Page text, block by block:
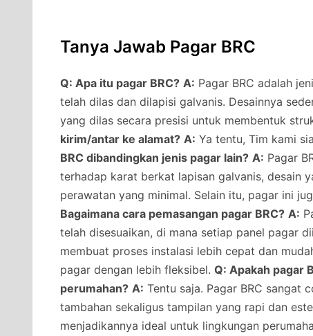
Tanya Jawab Pagar BRC
Q: Apa itu pagar BRC? A: Pagar BRC adalah
telah dilas dan dilapisi galvanis. Desainnya
yang dilas secara presisi untuk membentuk
kirim/antar ke alamat? A: Ya tentu, Tim kami
BRC dibandingkan jenis pagar lain? A: Pagar
terhadap karat berkat lapisan galvanis, desain
perawatan yang minimal. Selain itu, pagar ini
Bagaimana cara pemasangan pagar BRC? A:
telah disesuaikan, di mana setiap panel pagar
membuat proses instalasi lebih cepat dan
pagar dengan lebih fleksibel. Q: Apakah pagar
perumahan? A: Tentu saja. Pagar BRC sangat
tambahan sekaligus tampilan yang rapi dan
menjadikannya ideal untuk lingkungan